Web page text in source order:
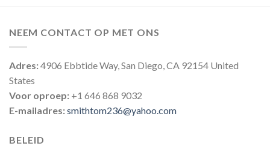
NEEM CONTACT OP MET ONS
Adres:4906 Ebbtide Way, San Diego, CA 92154 United
States
Voor oproep: +1 646 868 9032
E-mailadres:smithtom236@yahoo.com
BELEID